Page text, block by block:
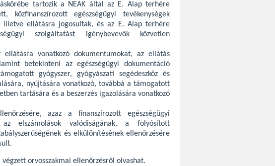
tartozik a NEAK által az E. Alap terhére
egészségügyi tevékenységek
ellátásra jogosultak, és az E. Alap terhére
szolgáltatást igénybevevők közvetlen
vonatkozó dokumentumokat, az ellátás
betekinteni az egészségügyi dokumentáció
gyógyszer, gyógyászati segédeszköz és
nyújtására vonatkozó, továbbá a támogatott
tartására és a beszerzés igazolására vonatkozó
azaz a finanszírozott egészségügyi
az elszámolások valódiságának, a folyósított
és elkülönítésének ellenőrzésére
orvosszakmai ellenőrzésről olvashat.